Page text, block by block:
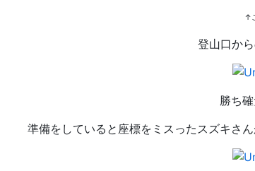
↑
登山口か
勝ち確
準備をしていると座標をミスったスズキさ